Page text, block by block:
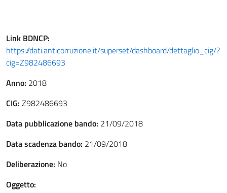
Link BDNCP:
https://dati.anticorruzione.it/superset/dashboard/dettaglio_cig/?
cig=Z982486693
Anno: 2018
CIG: Z982486693
Data pubblicazione bando: 21/09/2018
Data scadenza bando: 21/09/2018
Deliberazione: No
Oggetto: